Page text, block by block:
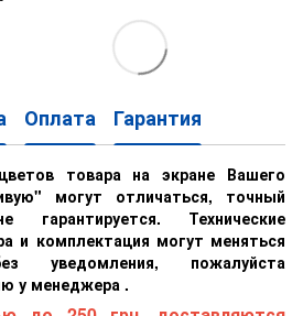
Оплата Гарантия
товара на экране Вашего
могут отличаться, точный
Технические
и комплектация могут меняться
уведомления, пожалуйста
у менеджера .